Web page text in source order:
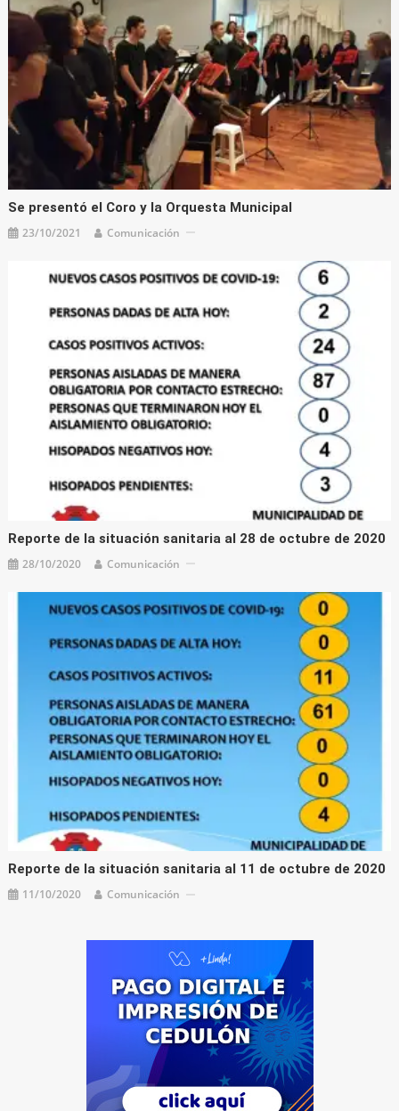
Se presentó el Coro y la Orquesta Municipal
23/10/2021 Comunicación
Reporte de la situación sanitaria al 28 de octubre de 2020
28/10/2020 Comunicación
Reporte de la situación sanitaria al 11 de octubre de 2020
11/10/2020 Comunicación